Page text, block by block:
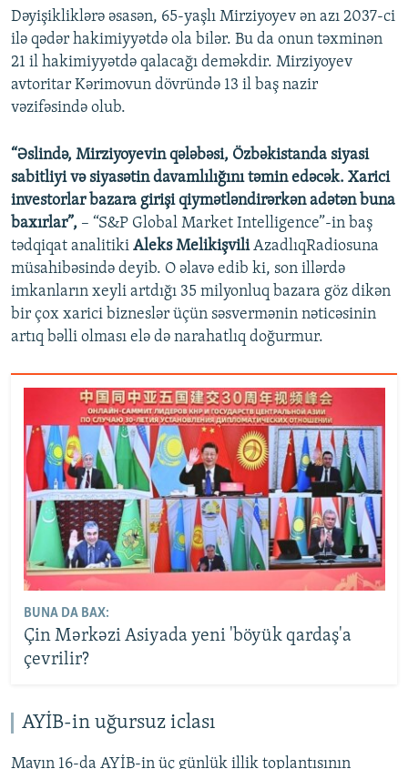
Dəyişikliklərə əsasən, 65-yaşlı Mirziyoyev ən azı 2037-ci
ilə qədər hakimiyyətdə ola bilər. Bu da onun təxminən
21 il hakimiyyətdə qalacağı deməkdir. Mirziyoyev
avtoritar Kərimovun dövründə 13 il baş nazir
vəzifəsində olub.
“Əslində, Mirziyoyevin qələbəsi, Özbəkistanda siyasi
sabitliyi və siyasətin davamlılığını təmin edəcək. Xarici
investorlar bazara girişi qiymətləndirərkən adətən buna
baxırlar”, – “S&P Global Market Intelligence”-in baş
tədqiqat analitiki Aleks MelikişviliAzadlıqRadiosuna
müsahibəsində deyib. O əlavə edib ki, son illərdə
imkanların xeyli artdığı 35 milyonluq bazara göz dikən
bir çox xarici bizneslər üçün səsvermənin nəticəsinin
artıq bəlli olması elə də narahatlıq doğurmur.
BUNA DA BAX:
Çin Mərkəzi Asiyada yeni 'böyük qardaş'a
çevrilir?
AYİB-in uğursuz iclası
Mayın 16-da AYİB-in üç günlük illik toplantısının